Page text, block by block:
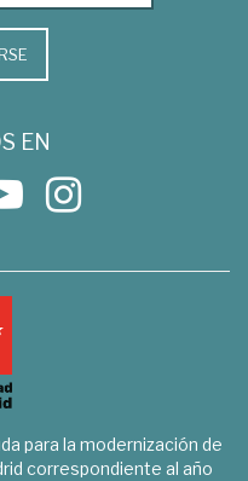
EN
para la modernización de
correspondiente al año